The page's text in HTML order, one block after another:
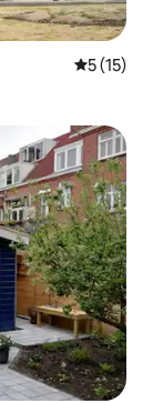
5 de uma
5 (15)